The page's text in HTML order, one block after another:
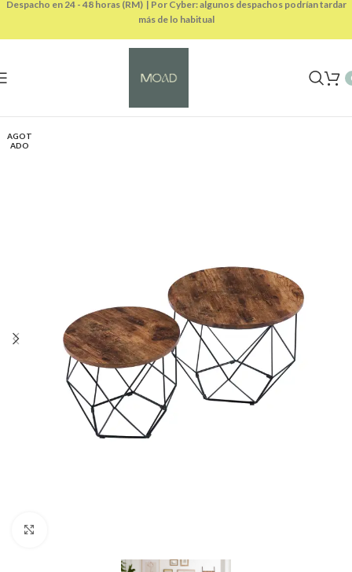
AGOT
ADO
Despacho en 24 - 48 horas (RM) | Por Cyber: algunos despachos podrían tardar
más de lo habitual